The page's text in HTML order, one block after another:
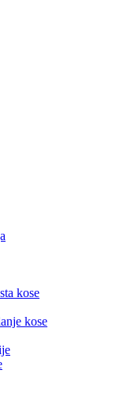
kose
kose